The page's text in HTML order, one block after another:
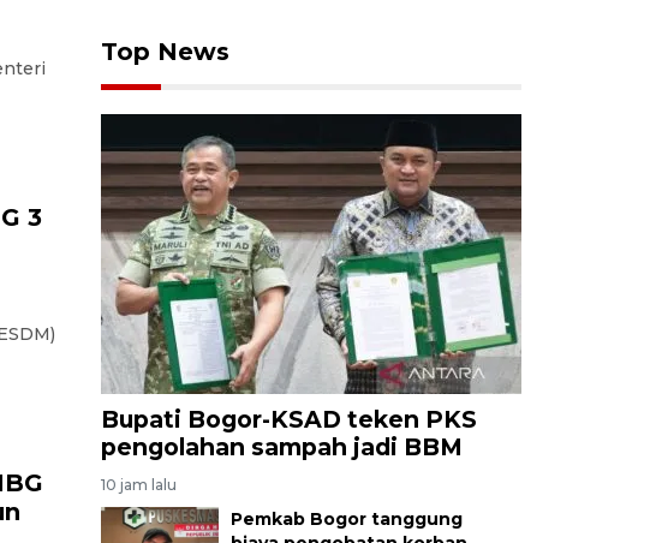
3
Top News
Bupati Bogor-KSAD teken PKS
pengolahan sampah jadi BBM
10 jam lalu
Pemkab Bogor tanggung